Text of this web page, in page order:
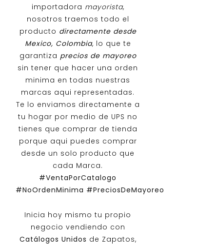
importadora mayorista,
nosotros traemos todo el
producto directamente desde
Mexico, Colombia, lo que te
garantiza precios de mayoreo
sin tener que hacer una orden
minima en todas nuestras
marcas aqui representadas.
Te lo enviamos directamente a
tu hogar por medio de UPS no
tienes que comprar de tienda
porque aqui puedes comprar
desde un solo producto que
cada Marca.
#VentaPorCatalogo
#NoOrdenMinima #PreciosDeMayoreo
Inicia hoy mismo tu propio
negocio vendiendo con
Catálogos Unidos de Zapatos,